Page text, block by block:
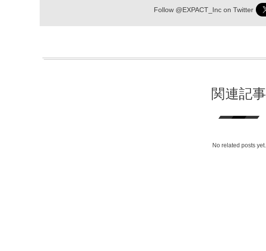
Follow @EXPACT_Incon Twitter
関連記事
No related posts yet.